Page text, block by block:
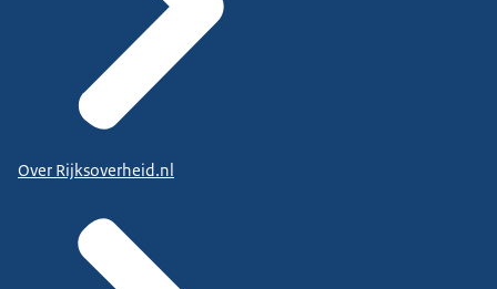
Over Rijksoverheid.nl